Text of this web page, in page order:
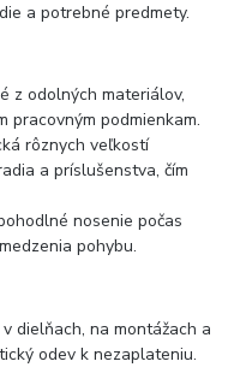
a potrebné predmety.
z odolných materiálov,
pracovným podmienkam.
rôznych veľkostí
a príslušenstva, čím
nosenie počas
pohybu.
dielňach, na montážach a
odev k nezaplateniu.